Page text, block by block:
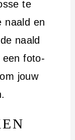
te
naald en
naald
een foto-
jouw